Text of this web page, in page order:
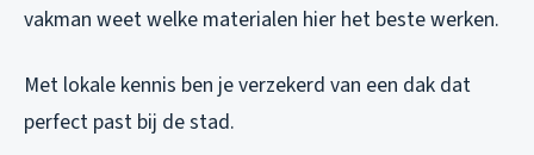
vakman weet welke materialen hier het beste werken.
Met lokale kennis ben je verzekerd van een dak dat
perfect past bij de stad.